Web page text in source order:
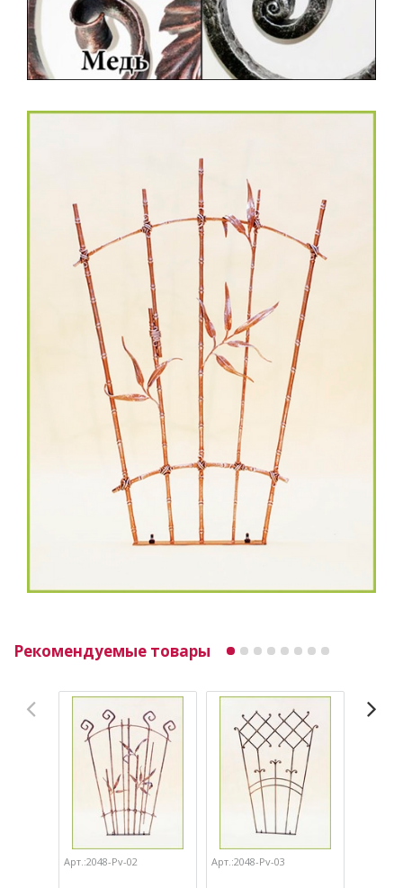
Рекомендуемые товары
Арт.:2048-Pv-02 Арт.:2048-Pv-03